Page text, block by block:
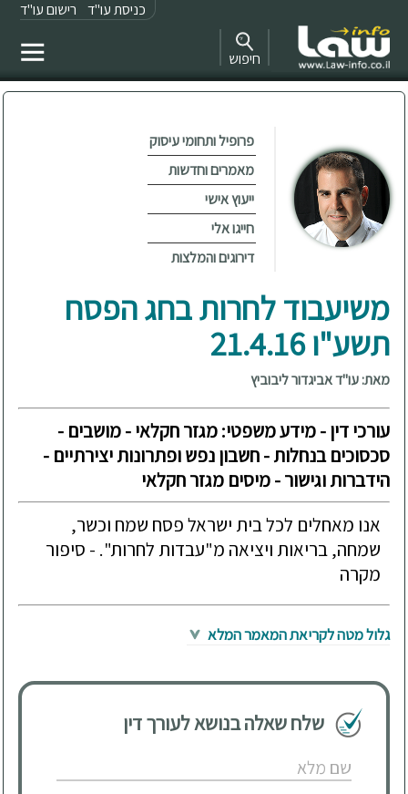
כניסת עו"ד רישום עו"ד
חיפוש
פרופיל ותחומי עיסוק
מאמרים וחדשות
ייעוץ אישי
חייגו אלי
דירוגים והמלצות
משיעבוד לחרות בחג הפסח
תשע"ו 21.4.16
מאת: עו"ד אביגדור ליבוביץ
עורכי דין - מידע משפטי: מגזר חקלאי - מושבים -
סכסוכים בנחלות - חשבון נפש ופתרונות יצירתיים -
הידברות וגישור - מיסים מגזר חקלאי
אנו מאחלים לכל בית ישראל פסח שמח וכשר,
שמחה, בריאות ויציאה מ"עבדות לחרות". - סיפור
מקרה
גלול מטה לקריאת המאמר המלא
שלח שאלה בנושא לעורך דין